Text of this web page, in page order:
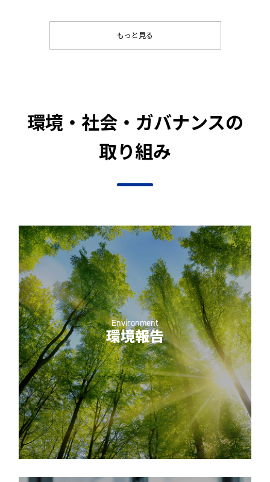
もっと見る
環境・社会・ガバナンスの
取り組み
Environment
環境報告